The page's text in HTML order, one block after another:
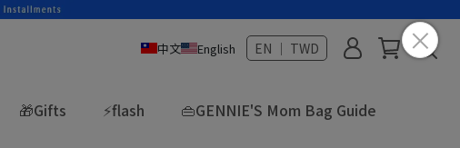
中文 English EN ｜ TWD
🎁Gifts ⚡flash
👜GENNIE'S Mom Bag Guide